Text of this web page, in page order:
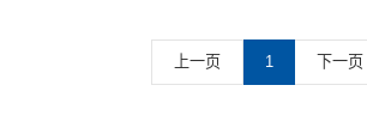
上一页 1 下一页